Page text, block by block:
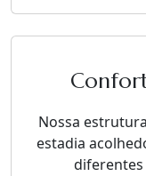
Nossa
estadia
diferentes